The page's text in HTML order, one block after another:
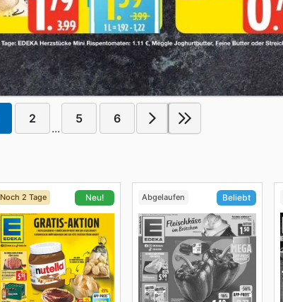
2
...
5 6
Noch 2 Tage Neu! Abgelaufen Beliebt